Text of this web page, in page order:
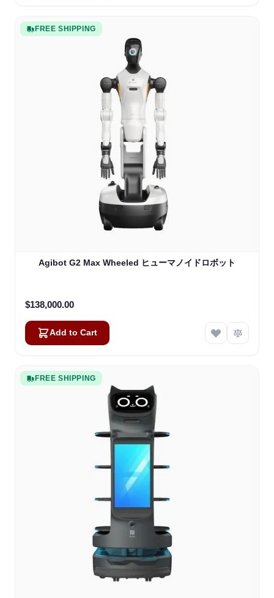
FREE SHIPPING
Agibot G2 Max Wheeled ヒューマノイドロボット
$138,000.00
Add to Cart
FREE SHIPPING